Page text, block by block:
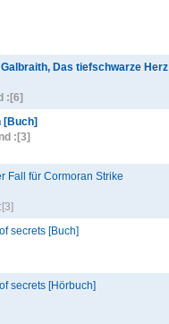
Das tiefschwarze Herz
: [6]
[Buch]
: [3]
Fall für Cormoran Strike
[3]
secrets [Buch]
secrets [Hörbuch]